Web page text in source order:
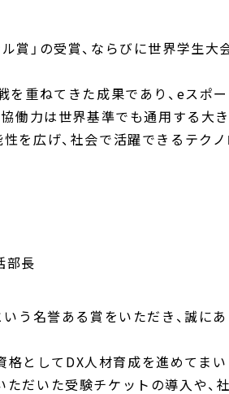
賞」の受賞、ならびに世界学生大
を重ねてきた成果であり、eスポ
働力は世界基準でも通用する大
を広げ、社会で活躍できるテクノ
部長
いう名誉ある賞をいただき、誠に
としてDX人材育成を進めてまい
だいた受験チケットの導入や、